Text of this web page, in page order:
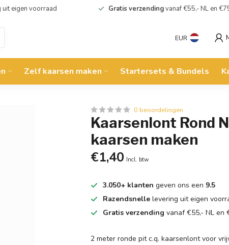
uit eigen voorraad Gratis verzendingvanaf €55,- NL en
EUR
Zelf kaarsen maken Startersets & Bundels
0 beoordelingen
Kaarsenlont Rond
kaarsen maken
€1,40 Incl. btw
3.050+ klanten geven ons een 9.5
Razendsnelle levering uit eigen
Gratis verzending vanaf €55,- NL en
2 meter ronde pit c.q. kaarsenlont voor